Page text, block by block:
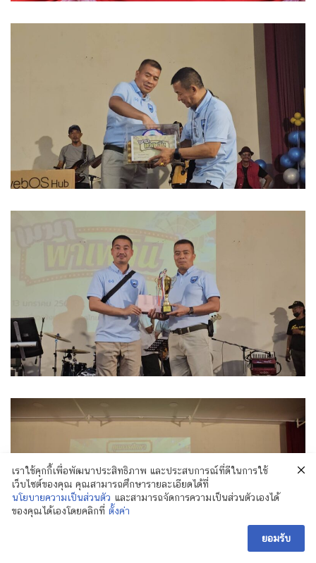
เราใช้คุกกี้เพื่อพัฒนาประสิทธิภาพ และประสบการณ์ที่ดีในการใช้
เว็บไซต์ของคุณ คุณสามารถศึกษารายละเอียดได้ที่
นโยบายความเป็นส่วนตัว และสามารถจัดการความเป็นส่วนตัวเองได้
ของคุณได้เองโดยคลิกที่ ตั้งค่า
ยอมรับ